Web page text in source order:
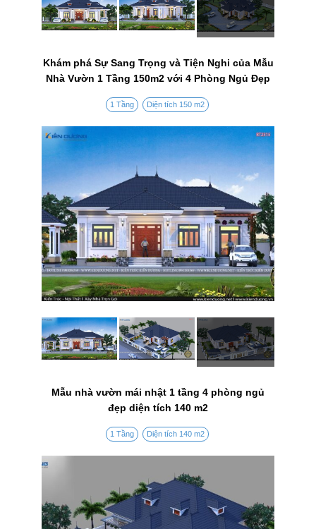
Khám phá Sự Sang Trọng và Tiện Nghi của Mẫu
Nhà Vườn 1 Tầng 150m2 với 4 Phòng Ngủ Đẹp
1 Tầng Diện tích 150 m2
Mẫu nhà vườn mái nhật 1 tầng 4 phòng ngủ
đẹp diện tích 140 m2
1 Tầng Diện tích 140 m2